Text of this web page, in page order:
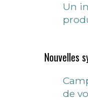
Un
Nouvelles
de